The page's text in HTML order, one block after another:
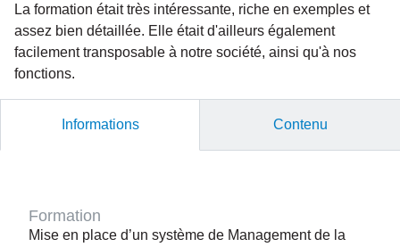
La formation était très intéressante, riche en exemples et
assez bien détaillée. Elle était d'ailleurs également
facilement transposable à notre société, ainsi qu'à nos
fonctions.
Informations Contenu
Formation
Mise en place d’un système de Management de la